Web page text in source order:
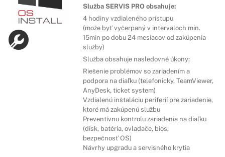
Služba SERVIS PRO obsahuje:
4 hodiny vzdialeného prístupu
(može byť vyčerpaný v intervaloch min.
15min po dobu 24 mesiacov od zakúpenia
služby)
Služba obsahuje nasledovné úkony:
Riešenie problémov so zariadením a
podpora na diaľku (telefonicky, TeamViewer,
AnyDesk, ticket system)
Vzdialenú inštaláciu periferií pre zariadenie,
ktoré má zakúpenú službu
Preventívnu kontrolu zariadenia na diaľku
(disk, batéria, ovladače, bios,
bezpečnosť OS)
Návrhy upgradu a servisného krytia